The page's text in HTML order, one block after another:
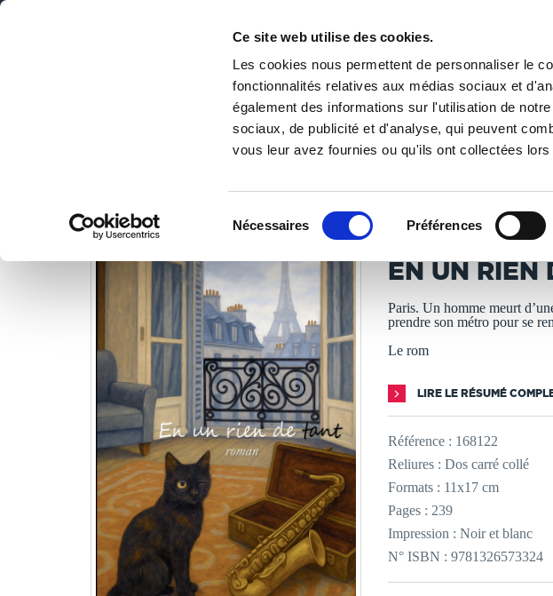
Ce site web utilise des cookies.
Les cookies nous permettent de personnaliser le
fonctionnalités relatives aux médias sociaux et
également des informations sur l'utilisation de
sociaux, de publicité et d'analyse, qui peuvent
vous leur avez fournies ou qu'ils ont collectées
Nécessaires Préférences
DE LA PAGE BLANCHE... AU BEST SELLER
PUBLIER UN LIVRE
/ Littérature / Romans / En un rien de tant.
LES LIVRES SONT IMPRIMÉS À LA
Laurent Hunziker
EN UN RIEN
Paris. Un homme meurt
prendre son métro pour se
Le rom
LIRE LE RÉSUMÉ
Référence : 168122
Reliures : Dos carré collé
Formats : 11x17 cm
Pages : 239
Impression : Noir et blanc
N° ISBN : 9781326573324